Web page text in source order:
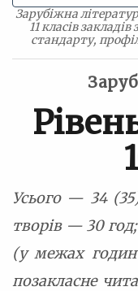
Зарубіжна
11 класів
стандарту,
Усього — 34
творів — 30
(у межах годин
позакласне